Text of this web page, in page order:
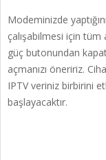
Modeminizde
çalışabilmesi için
güç butonundan
açmanızı öneririz.
IPTV veriniz birbirini
başlayacaktır.